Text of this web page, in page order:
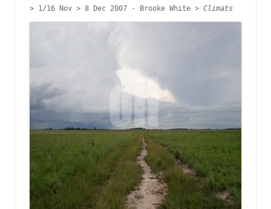
> 1/16 Nov > 8 Dec 2007 - Brooke White > Climats